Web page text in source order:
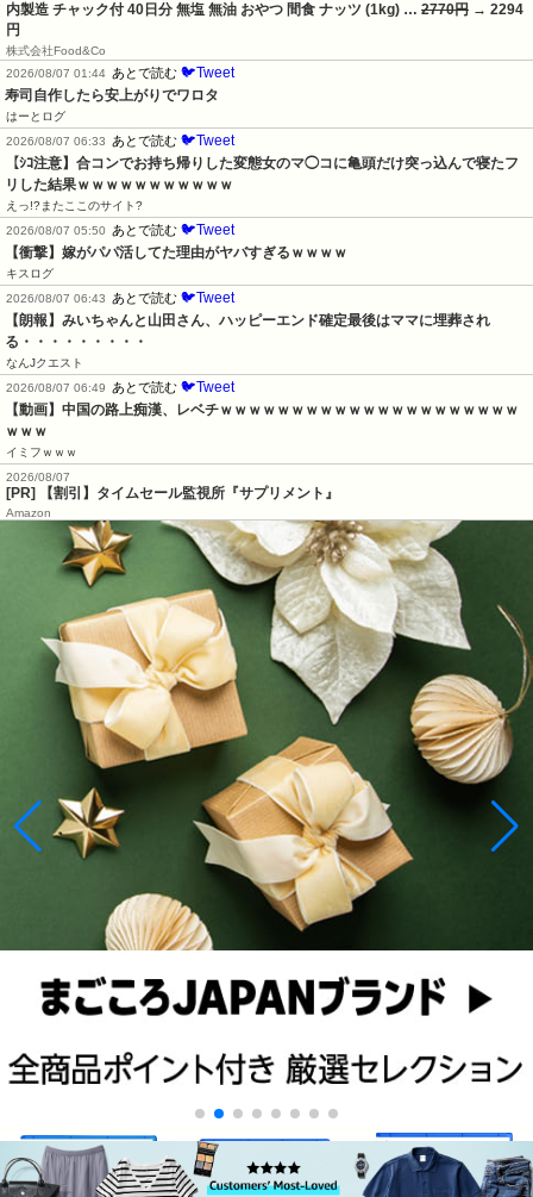
内製造 チャック付 40日分 無塩 無油 おやつ 間食 ナッツ (1kg) … 2770円 → 2294
円
株式会社Food&Co
2026/08/07 01:44 あとで読む 🐦Tweet
寿司自作したら安上がりでワロタ
はーとログ
2026/08/07 06:33
あとで読む 🐦Tweet
【ｼｺ注意】合コンでお持ち帰りした変態女のマ◯コに亀頭だけ突っ込んで寝たフ
リした結果ｗｗｗｗｗｗｗｗｗｗｗ
えっ!?またここのサイト?
2026/08/07 05:50
あとで読む 🐦Tweet
【衝撃】嫁がパパ活してた理由がヤバすぎるｗｗｗｗ
キスログ
2026/08/07 06:43
あとで読む 🐦Tweet
【朗報】みいちゃんと山田さん、ハッピーエンド確定最後はママに埋葬され
る・・・・・・・・・
なんJクエスト
2026/08/07 06:49
あとで読む 🐦Tweet
【動画】中国の路上痴漢、レベチｗｗｗｗｗｗｗｗｗｗｗｗｗｗｗｗｗｗｗｗｗ
ｗｗｗ
イミフｗｗｗ
2026/08/07
[PR] 【割引】タイムセール監視所『サプリメント』
Amazon